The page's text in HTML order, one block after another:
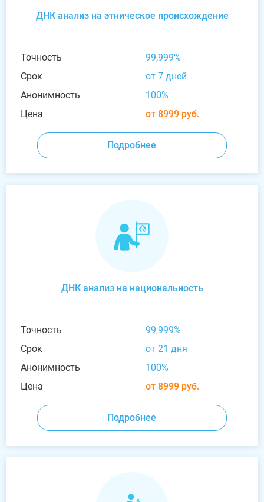
ДНК анализ на этническое происхождение
Точность
99,999%
Срок
от 7 дней
Анонимность
100%
Цена
от 8999 руб.
Подробнее
ДНК анализ на национальность
Точность
99,999%
Срок
от 21 дня
Анонимность
100%
Цена
от 8999 руб.
Подробнее